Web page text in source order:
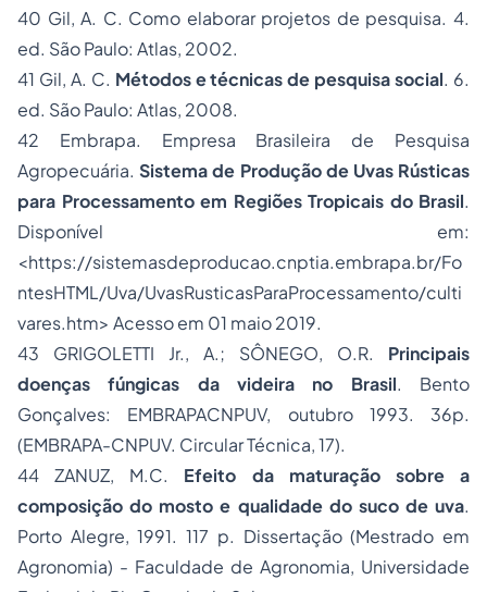
40 Gil, A. C. Como elaborar projetos de pesquisa. 4.
ed. São Paulo: Atlas, 2002.
41 Gil, A. C. Métodos e técnicas de pesquisa social. 6.
ed. São Paulo: Atlas, 2008.
42 Embrapa. Empresa Brasileira de Pesquisa
Agropecuária.Sistema de Produção de Uvas Rústicas
para Processamento em Regiões Tropicais do Brasil.
Disponível em:
<https://sistemasdeproducao.cnptia.embrapa.br/Fo
ntesHTML/Uva/UvasRusticasParaProcessamento/culti
vares.htm> Acesso em 01 maio 2019.
43 GRIGOLETTI Jr., A.; SÔNEGO, O.R. Principais
doenças fúngicas da videira no Brasil. Bento
Gonçalves: EMBRAPACNPUV, outubro 1993. 36p.
(EMBRAPA-CNPUV. Circular Técnica, 17).
44 ZANUZ, M.C. Efeito da maturação sobre a
composição do mosto e qualidade do suco de uva.
Porto Alegre, 1991. 117 p. Dissertação (Mestrado em
Agronomia) - Faculdade de Agronomia, Universidade